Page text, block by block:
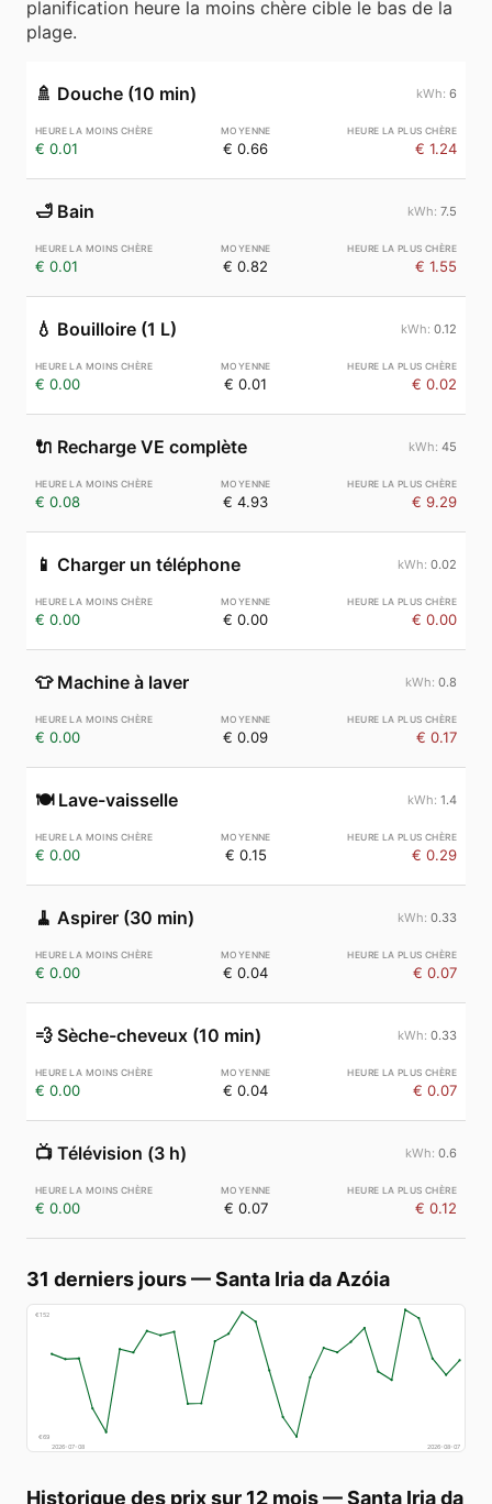
planification heure la moins chère cible le bas de la
plage.
🚿 Douche (10 min) 6
€ 0.01 € 0.66 € 1.24
🛁 Bain 7.5
€ 0.01 € 0.82 € 1.55
💧 Bouilloire (1 L) 0.12
€ 0.00 € 0.01 € 0.02
🔌 Recharge VE complète 45
€ 0.08 € 4.93 € 9.29
📱 Charger un téléphone 0.02
€ 0.00 € 0.00 € 0.00
👕 Machine à laver 0.8
€ 0.00 € 0.09 € 0.17
🍽️ Lave-vaisselle 1.4
€ 0.00 € 0.15 € 0.29
🧹 Aspirer (30 min) 0.33
€ 0.00 € 0.04 € 0.07
💨 Sèche-cheveux (10 min) 0.33
€ 0.00 € 0.04 € 0.07
📺 Télévision (3 h) 0.6
€ 0.00 € 0.07 € 0.12
31 derniers jours—Santa Iria da Azóia
€152
€69
2026-07-08
2026-08-07
Historique des prix sur 12 mois—Santa Iria da